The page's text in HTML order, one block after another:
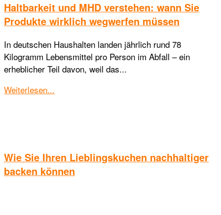
Haltbarkeit und MHD verstehen: wann Sie
Produkte wirklich wegwerfen müssen
In deutschen Haushalten landen jährlich rund 78
Kilogramm Lebensmittel pro Person im Abfall – ein
erheblicher Teil davon, weil das...
Weiterlesen...
Wie Sie Ihren Lieblingskuchen nachhaltiger
backen können